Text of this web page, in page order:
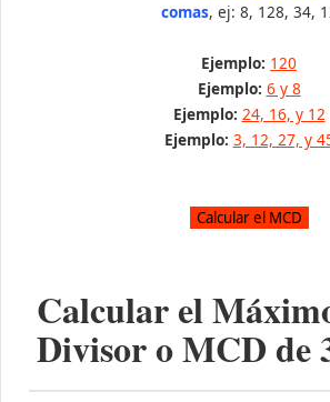
comas, ej: 8, 128, 34,
Ejemplo: 120
Ejemplo: 6 y 8
Ejemplo: 24, 16, y 12
Ejemplo: 3, 12, 27, y
Calcular el
Divisor o MCD de